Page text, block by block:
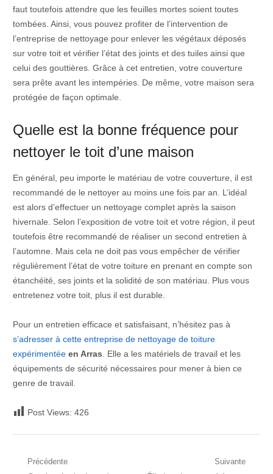
faut toutefois attendre que les feuilles mortes soient toutes
tombées. Ainsi, vous pouvez profiter de l’intervention de
l’entreprise de nettoyage pour enlever les végétaux déposés
sur votre toit et vérifier l’état des joints et des tuiles ainsi que
celui des gouttières. Grâce à cet entretien, votre couverture
sera prête avant les intempéries. De même, votre maison sera
protégée de façon optimale.
Quelle est la bonne fréquence pour
nettoyer le toit d’une maison
En général, peu importe le matériau de votre couverture, il est
recommandé de le nettoyer au moins une fois par an. L’idéal
est alors d’effectuer un nettoyage complet après la saison
hivernale. Selon l’exposition de votre toit et votre région, il peut
toutefois être recommandé de réaliser un second entretien à
l’automne. Mais cela ne doit pas vous empêcher de vérifier
régulièrement l’état de votre toiture en prenant en compte son
étanchéité, ses joints et la solidité de son matériau. Plus vous
entretenez votre toit, plus il est durable.
Pour un entretien efficace et satisfaisant, n’hésitez pas à
s’adresser à cette entreprise de nettoyage de toiture
expérimentéeen Arras . Elle a les matériels de travail et les
équipements de sécurité nécessaires pour mener à bien ce
genre de travail.
Post Views: 426
Navigation
Précédente
Suivante